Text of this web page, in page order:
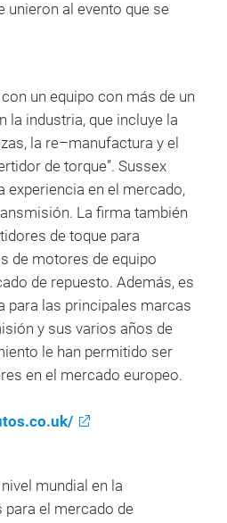
unieron al evento que se
un equipo con más de un
la industria, que incluye la
la re–manufactura y el
de torque”. Sussex
experiencia en el mercado,
La firma también
de toque para
de motores de equipo
de repuesto. Además, es
para las principales marcas
y sus varios años de
le han permitido ser
en el mercado europeo.
mundial en la
el mercado de